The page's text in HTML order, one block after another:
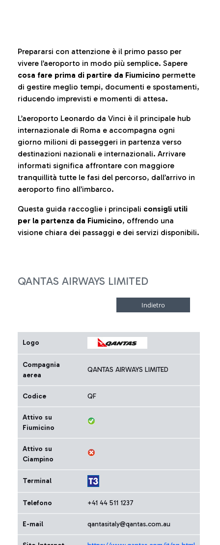
Prepararsi con attenzione è il primo passo per
vivere l’aeroporto in modo più semplice. Sapere
cosa fare prima di partire da Fiumicino permette
di gestire meglio tempi, documenti e spostamenti,
riducendo imprevisti e momenti di attesa.
L’aeroporto Leonardo da Vinci è il principale hub
internazionale di Roma e accompagna ogni
giorno milioni di passeggeri in partenza verso
destinazioni nazionali e internazionali. Arrivare
informati significa affrontare con maggiore
tranquillità tutte le fasi del percorso, dall’arrivo in
aeroporto fino all’imbarco.
Questa guida raccoglie i principali consigli utili
per la partenza da Fiumicino, offrendo una
visione chiara dei passaggi e dei servizi disponibili.
QANTAS AIRWAYS LIMITED
Logo
Compagnia
aerea
QANTAS AIRWAYS LIMITED
Codice QF
Attivo su
Fiumicino
Attivo su
Ciampino
Terminal
Telefono +41 44 511 1237
E-mail qantasitaly@qantas.com.au